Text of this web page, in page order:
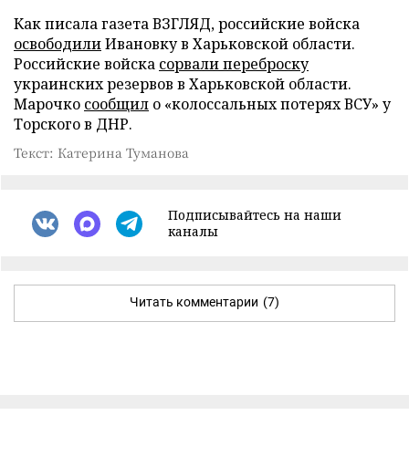
Как писала газета ВЗГЛЯД, российские войска
освободилиИвановку в Харьковской области.
Российские войска сорвали переброску
украинских резервов в Харьковской области.
Марочко сообщил о «колоссальных потерях ВСУ» у
Торского в ДНР.
Текст: Катерина Туманова
Подписывайтесь на наши
каналы
Читать комментарии (7)